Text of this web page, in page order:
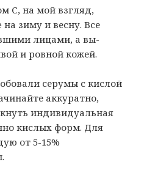
С, на мой взгляд,
зиму и весну. Все
лицами, а вы-
и ровной кожей.
серумы с кислой
аккуратно,
индивидуальная
кислых форм. Для
от 5-15%